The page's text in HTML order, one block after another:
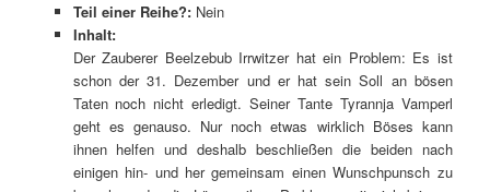
Teil einer Reihe?: Nein
Inhalt:
Der Zauberer Beelzebub Irrwitzer hat ein Problem: Es ist
schon der 31. Dezember und er hat sein Soll an bösen
Taten noch nicht erledigt. Seiner Tante Tyrannja Vamperl
geht es genauso. Nur noch etwas wirklich Böses kann
ihnen helfen und deshalb beschließen die beiden nach
einigen hin- und her gemeinsam einen Wunschpunsch zu